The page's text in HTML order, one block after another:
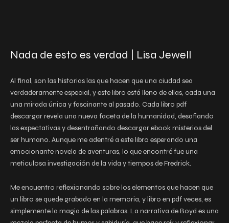
Nada de esto es verdad | Lisa Jewell
Al final, son las historias las que hacen que una ciudad sea
verdaderamente especial, y este libro está lleno de ellas, cada una
una mirada única y fascinante al pasado. Cada libro pdf
descargar revela una nueva faceta de la humanidad, desafiando
las expectativas y desentrañando descargar ebook misterios del
ser humano. Aunque me adentré a este libro esperando una
emocionante novela de aventuras, lo que encontré fue una
meticulosa investigación de la vida y tiempos de Fredrick.
Me encuentro reflexionando sobre los elementos que hacen que
un libro se quede grabado en la memoria, y libro en pdf veces, es
simplemente la magia de las palabras. La narrativa de Boyd es una